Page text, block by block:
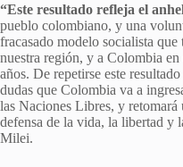
“Este resultado refleja el
pueblo colombiano, y una
fracasado modelo socialista que
nuestra región, y a Colombia
años. De repetirse este
dudas que Colombia va a
las Naciones Libres, y retomará
defensa de la vida, la libertad y
Milei.